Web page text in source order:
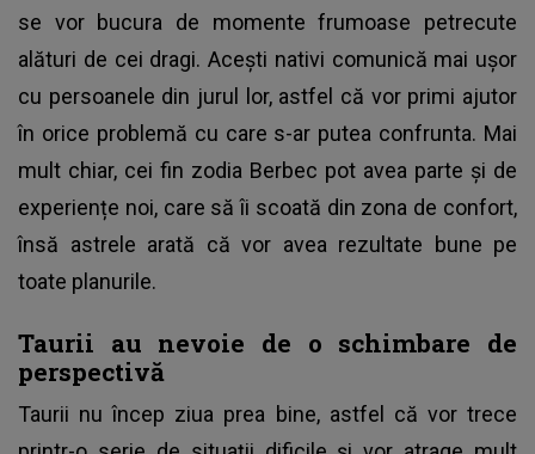
se vor bucura de momente frumoase petrecute
alături de cei dragi. Acești nativi comunică mai ușor
cu persoanele din jurul lor, astfel că vor primi ajutor
în orice problemă cu care s-ar putea confrunta. Mai
mult chiar, cei fin zodia Berbec pot avea parte și de
experiențe noi, care să îi scoată din zona de confort,
însă astrele arată că vor avea rezultate bune pe
toate planurile.
Taurii au nevoie de o schimbare de
perspectivă
Taurii nu încep ziua prea bine, astfel că vor trece